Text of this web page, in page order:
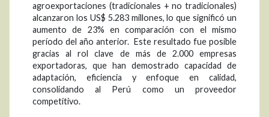
agroexportaciones (tradicionales + no tradicionales)
alcanzaron los US$ 5.283 millones, lo que significó un
aumento de 23% en comparación con el mismo
período del año anterior. Este resultado fue posible
gracias al rol clave de más de 2.000 empresas
exportadoras, que han demostrado capacidad de
adaptación, eficiencia y enfoque en calidad,
consolidando al Perú como un proveedor
competitivo.